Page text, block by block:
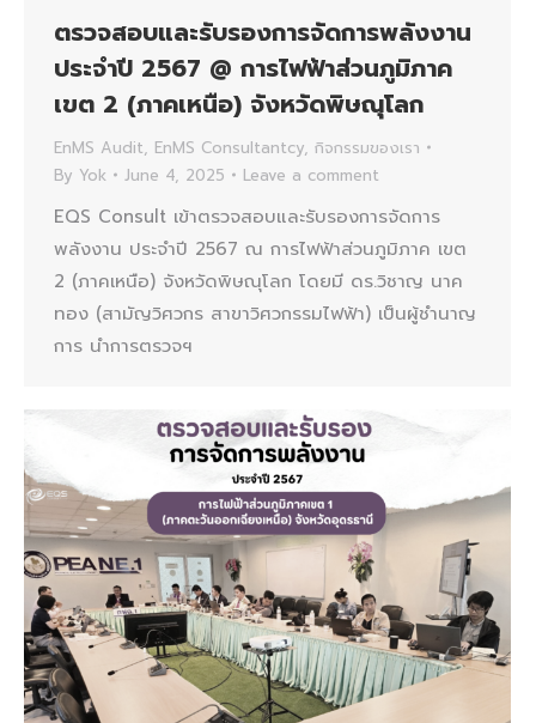
ตรวจสอบและรับรองการจัดการพลังงาน
ประจำปี 2567 @ การไฟฟ้าส่วนภูมิภาค
เขต 2 (ภาคเหนือ) จังหวัดพิษณุโลก
EnMS Audit, EnMS Consultantcy, กิจกรรมของเรา
By Yok June 4, 2025 Leave a comment
EQS Consult เข้าตรวจสอบและรับรองการจัดการ
พลังงาน ประจำปี 2567 ณ การไฟฟ้าส่วนภูมิภาค เขต
2 (ภาคเหนือ) จังหวัดพิษณุโลก โดยมี ดร.วิชาญ นาค
ทอง (สามัญวิศวกร สาขาวิศวกรรมไฟฟ้า) เป็นผู้ชำนาญ
การ นำการตรวจฯ